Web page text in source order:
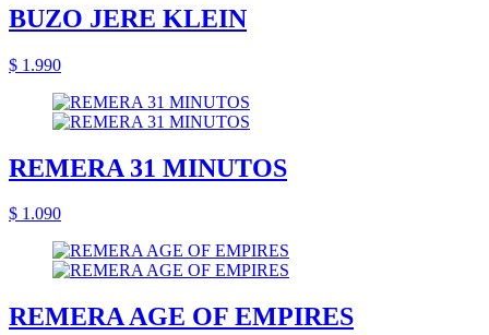
BUZO JERE KLEIN
$ 1.990
REMERA 31 MINUTOS
$ 1.090
REMERA AGE OF EMPIRES